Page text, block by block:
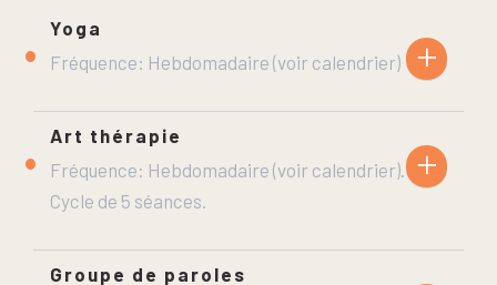
+
Yoga
Fréquence: Hebdomadaire (voir calendrier)
+
Art thérapie
Fréquence: Hebdomadaire (voir calendrier).
Cycle de 5 séances.
Groupe de paroles